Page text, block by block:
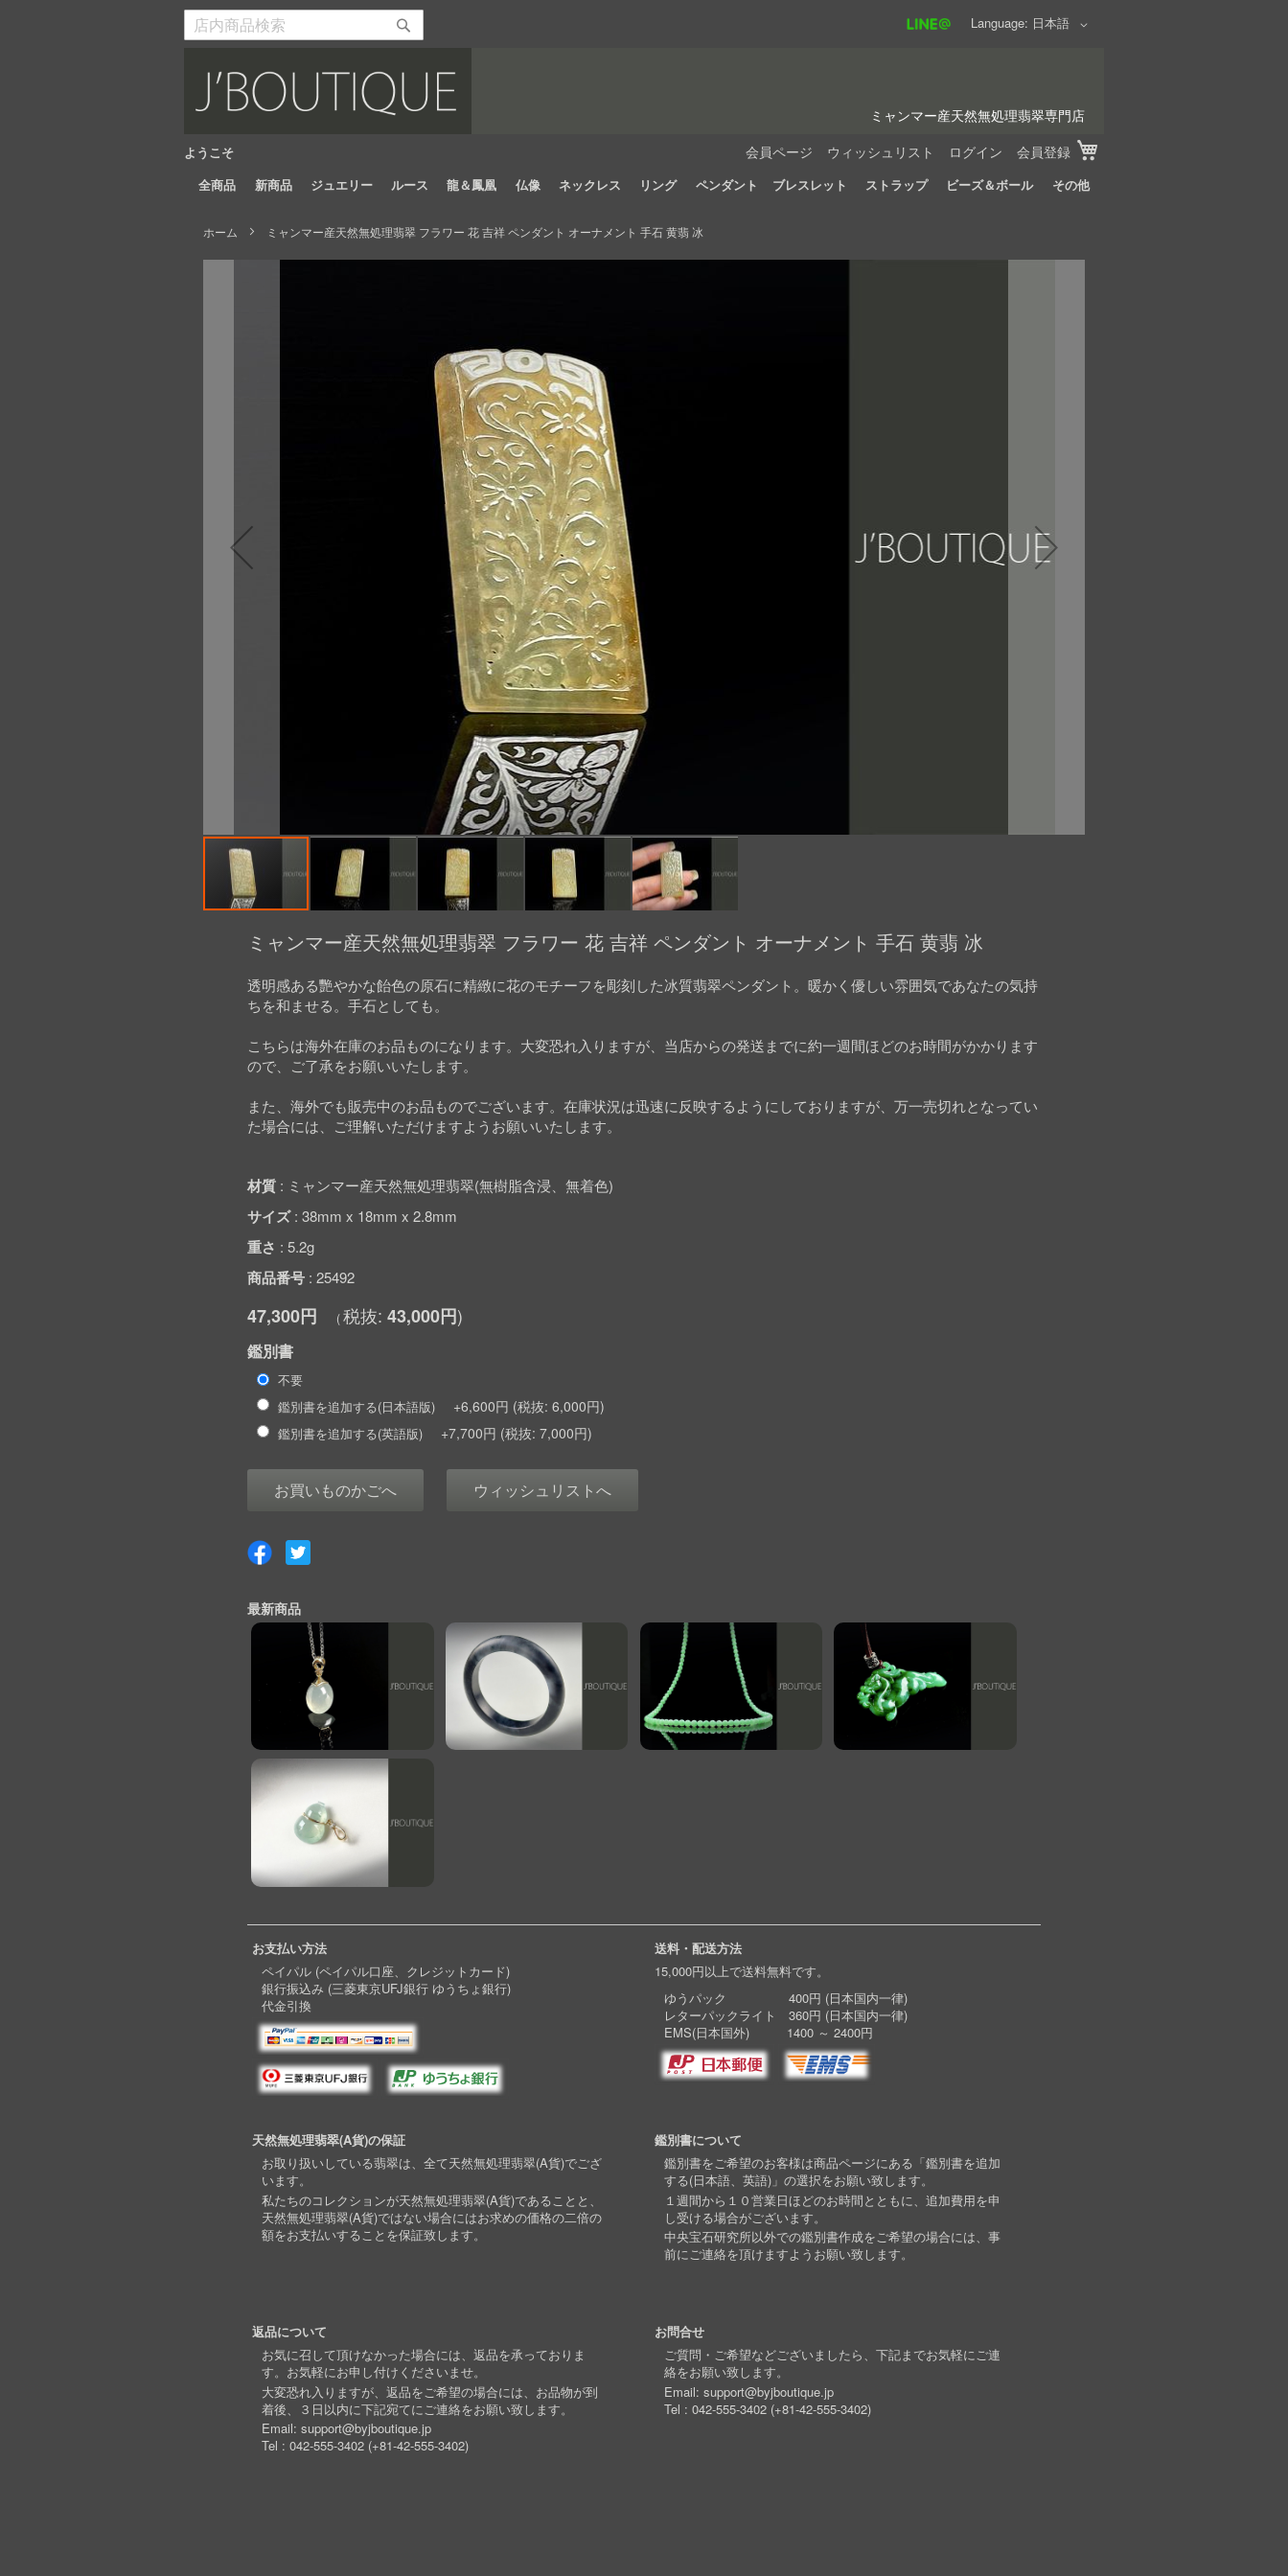
Language
日本語
会員ページ ウィッシュリスト ログイン 会員登録
Skip
ミャンマー産天然無処理翡翠専門店
ようこそ
検
検
始
全商品 新商品 ジュエリー ルース 龍＆鳳凰 仏像 ネックレス リング ペンダント ブレスレット ストラップ ビーズ＆ボール その他
ホーム ミャンマー産天然無処理翡翠 フラワー 花 吉祥 ペンダント オーナメント 手石 黄翡 冰
ミャンマー産天然無処理翡翠 フラワー 花 吉祥 ペンダント オーナメント 手石 黄翡 冰
透明感ある艷やかな飴色の原石に精緻に花のモチーフを彫刻した冰質翡翠ペンダント。暖かく優しい雰囲気であなたの気持
ちを和ませる。手石としても。
こちらは海外在庫のお品ものになります。大変恐れ入りますが、当店からの発送までに約一週間ほどのお時間がかかります
ので、ご了承をお願いいたします。
また、海外でも販売中のお品ものでございます。在庫状況は迅速に反映するようにしておりますが、万一売切れとなってい
た場合には、ご理解いただけますようお願いいたします。
材質 ミャンマー産天然無処理翡翠(無樹脂含浸、無着色)
サイズ 38mm x 18mm x 2.8mm
重さ 5.2g
商品番号 25492
47,300円 43,000円
鑑別書
不要
鑑別書を追加する(日本語版)
+6,600円 6,000円
鑑別書を追加する(英語版) +7,700円 7,000円
お買いものかごへ ウィッシュリストへ
最新商品
お支払い方法
ペイパル (ペイパル口座、クレジットカード)
銀行振込み (三菱東京UFJ銀行 ゆうちょ銀行)
代金引換
送料・配送方法
15,000円以上で送料無料です。
ゆうパック 400円 (日本国内一律)
レターパックライト 360円 (日本国内一律)
EMS(日本国外) 1400 ～ 2400円
天然無処理翡翠(A貨)の保証
お取り扱いしている翡翠は、全て天然無処理翡翠(A貨)でござ
います。
私たちのコレクションが天然無処理翡翠(A貨)であることと、
天然無処理翡翠(A貨)ではない場合にはお求めの価格の二倍の
額をお支払いすることを保証致します。
鑑別書について
鑑別書をご希望のお客様は商品ページにある「鑑別書を追加
する(日本語、英語)」の選択をお願い致します。
１週間から１０営業日ほどのお時間とともに、追加費用を申
し受ける場合がございます。
中央宝石研究所以外での鑑別書作成をご希望の場合には、事
前にご連絡を頂けますようお願い致します。
返品について
お気に召して頂けなかった場合には、返品を承っておりま
す。お気軽にお申し付けくださいませ。
大変恐れ入りますが、返品をご希望の場合には、お品物が到
着後、３日以内に下記宛てにご連絡をお願い致します。
Email: support@byjboutique.jp
Tel : 042-555-3402 (+81-42-555-3402)
お問合せ
ご質問・ご希望などございましたら、下記までお気軽にご連
絡をお願い致します。
Email:support@byjboutique.jp
Tel :042-555-3402 (+81-42-555-3402)